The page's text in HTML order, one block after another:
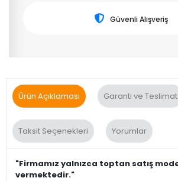
Güvenli Alışveriş
Ürün Açıklaması Garanti ve Teslimat
Taksit Seçenekleri Yorumlar
"Firmamız yalnızca toptan satış
vermektedir."